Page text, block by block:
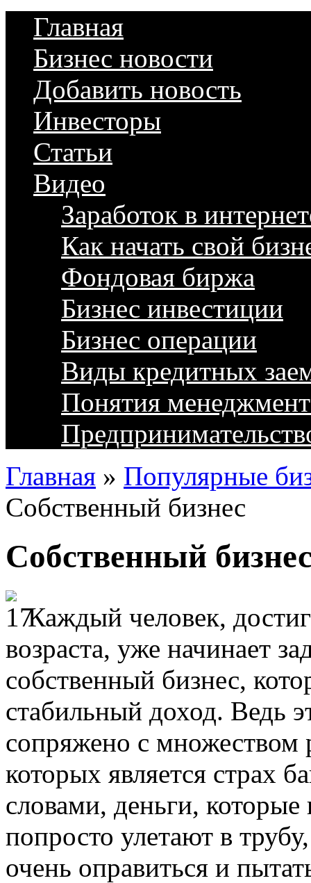
Главная
Бизнес новости
Добавить новость
Инвесторы
Статьи
Видео
Заработок в
Как начать свой
Фондовая биржа
Бизнес инвестиции
Бизнес операции
Виды кредитных
Понятия
Главная » Популярные
Собственный бизнес
Собственный
Каждый человек,
возраста, уже начинает
собственный бизнес,
стабильный доход. Ведь
сопряжено с
которых является страх
словами, деньги,
попросто улетают в
очень оправиться и